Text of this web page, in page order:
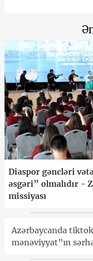
Diaspor gəncləri
əsgəri” olmalıdır -
missiyası
Azərbaycanda
mənəviyyat”ın